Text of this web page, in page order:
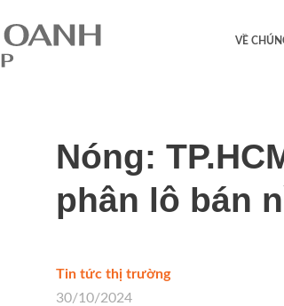
VỀ
Nóng:
phân lô bán
Tin tức thị trường/
30/10/2024